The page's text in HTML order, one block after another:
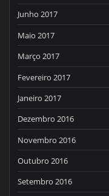
Junho 2017
Maio 2017
Março 2017
Fevereiro 2017
Janeiro 2017
Dezembro 2016
Novembro 2016
Outubro 2016
Setembro 2016